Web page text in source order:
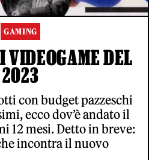
GAMING
VIDEOGAME DEL
2023
con budget pazzeschi
ecco dov’è andato il
12 mesi. Detto in breve:
incontra il nuovo